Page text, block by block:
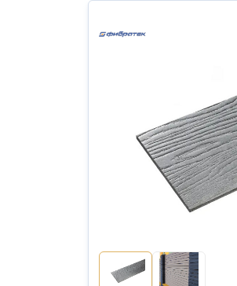
Фасадная штукатурка